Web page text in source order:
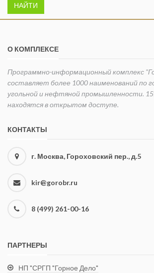
НАЙТИ
О КОМПЛЕКСЕ
Программно-информационный комплекс
составляет более 1000 наименований по
угольной и нефтяной промышленности.
находятся в открытом доступе.
КОНТАКТЫ
г. Москва, Гороховский пер., д.5
kir@gorobr.ru
8 (499) 261-00-16
ПАРТНЕРЫ
НП "СРГП "Горное Дело"